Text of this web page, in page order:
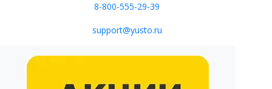
8-800-555-29-39
support@yusto.ru